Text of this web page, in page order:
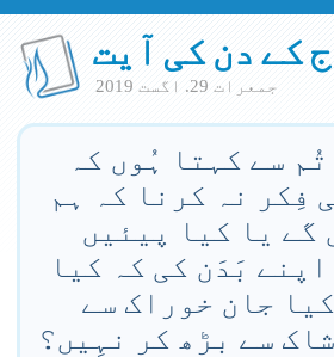
کے دن کی آیت
جمعرات 29. اگست 2019
سے کہتا ہُوں کہ
فِکر نہ کرنا کہ ہم
گے یا کیا پیئیں
بَدَن کی کہ کیا
جان خوراک سے
سے بڑھ کر نہِیں؟